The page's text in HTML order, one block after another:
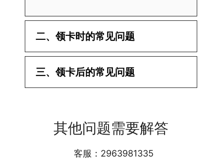
二、领卡时的常见问题
·1.已经操作激活了怎么没有网?还不能使
用呢?
详细套餐，这就说明已激活成功!耗时一
早上才可以进行人工审核;快递激活的基
三、领卡后的常见问题
小哥处参加活动充值，后续充值就是任意
业厅都可以;
其他问题需要解答
客服：2963981335